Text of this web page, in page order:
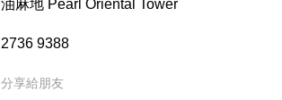
油麻地 Pearl Oriental Tower
2736 9388
分享給朋友